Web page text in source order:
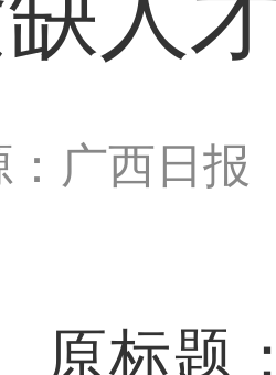
广西日报
标题：